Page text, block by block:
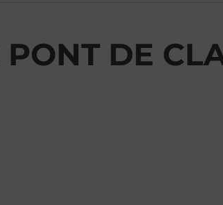
PONT DE